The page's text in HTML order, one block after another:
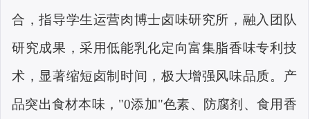
合，指导学生运营肉博士卤味研究所，融入团队
研究成果，采用低能乳化定向富集脂香味专利技
术，显著缩短卤制时间，极大增强风味品质。产
品突出食材本味， "0添加"色素、防腐剂、食用香